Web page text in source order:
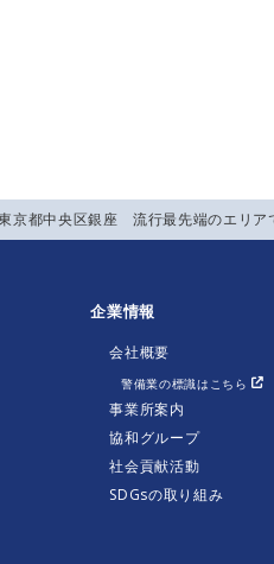
京都中央区銀座 流行最先端のエリ
企業情報
会社概要
警備業の標識はこちら
事業所案内
協和グループ
社会貢献活動
SDGsの取り組み